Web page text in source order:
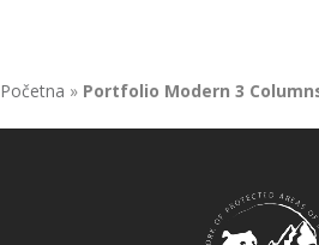
Početna » Portfolio Modern 3